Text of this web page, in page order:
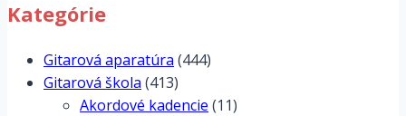
Kategórie
Gitarová aparatúra (444)
Gitarová škola (413)
Akordové kadencie (11)